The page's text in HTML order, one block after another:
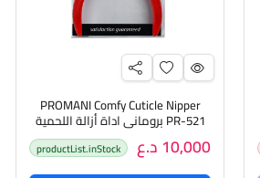
PROMANI Comfy Cuticle Nipper
PR-521 بروماني اداة أزالة اللحمية
10,000 د.ع productList.inStock